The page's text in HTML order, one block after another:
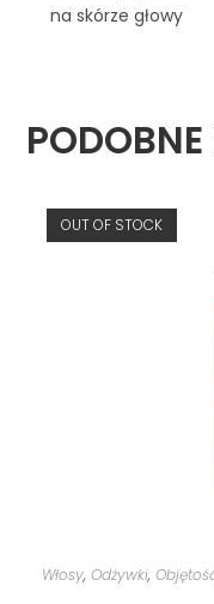
na skórze głowy
OUT OF STOCK
Włosy, Odżywki,